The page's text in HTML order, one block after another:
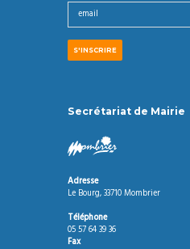
Secrétariat de Mairie
Adresse
Le Bourg, 33710 Mombrier
Téléphone
05 57 64 39 36
Fax